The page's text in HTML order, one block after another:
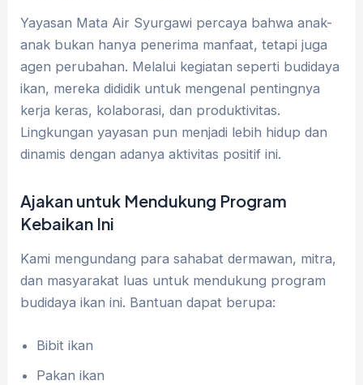
Yayasan Mata Air Syurgawi percaya bahwa anak-
anak bukan hanya penerima manfaat, tetapi juga
agen perubahan. Melalui kegiatan seperti budidaya
ikan, mereka dididik untuk mengenal pentingnya
kerja keras, kolaborasi, dan produktivitas.
Lingkungan yayasan pun menjadi lebih hidup dan
dinamis dengan adanya aktivitas positif ini.
Ajakan untuk Mendukung Program
Kebaikan Ini
Kami mengundang para sahabat dermawan, mitra,
dan masyarakat luas untuk mendukung program
budidaya ikan ini. Bantuan dapat berupa:
Bibit ikan
Pakan ikan